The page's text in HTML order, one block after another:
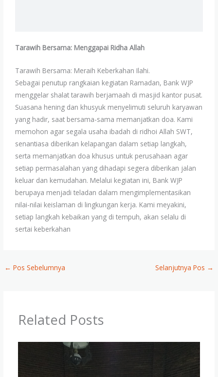
Tarawih Bersama: Menggapai Ridha Allah
Tarawih Bersama: Meraih Keberkahan Ilahi.
Sebagai penutup rangkaian kegiatan Ramadan, Bank WJP
menggelar shalat tarawih berjamaah di masjid kantor pusat.
Suasana hening dan khusyuk menyelimuti seluruh karyawan
yang hadir, saat bersama-sama memanjatkan doa. Kami
memohon agar segala usaha ibadah di ridhoi Allah SWT,
senantiasa diberikan kelapangan dalam setiap langkah,
serta memanjatkan doa khusus untuk perusahaan agar
setiap permasalahan yang dihadapi segera diberikan jalan
keluar dan kemudahan. Melalui kegiatan ini, Bank WJP
berupaya menjadi teladan dalam mengimplementasikan
nilai-nilai keislaman di lingkungan kerja. Kami meyakini,
setiap langkah kebaikan yang di tempuh, akan selalu di
sertai keberkahan
← Pos Sebelumnya Selanjutnya Pos →
Related Posts